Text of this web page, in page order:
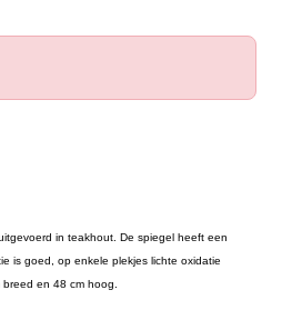
in teakhout. De spiegel heeft een
is goed, op enkele plekjes lichte oxidatie
en 48 cm hoog.